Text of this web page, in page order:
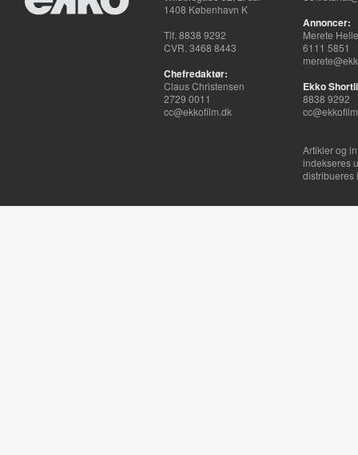
1408 København K
Tlf. 8838 9292
CVR. 3468 8443
Chefredaktør:
Claus Christensen
2729 0011
cc@ekkofilm.dk
Annoncer:
Merete
6111 5851
Ekko
8838 9292
Artikler og
indekseres
distribueres